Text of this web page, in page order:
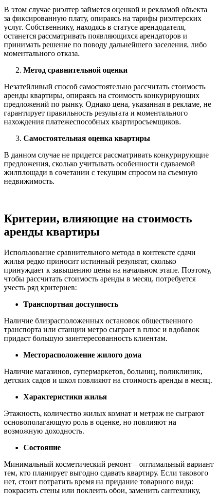
В этом случае риэлтер займется оценкой и рекламой объекта
за фиксированную плату, опираясь на тарифы риэлтерских
услуг. Собственнику, находясь в статусе арендодателя,
останется рассматривать появляющихся арендаторов и
принимать решение по поводу дальнейшего заселения, либо
моментального отказа.
Метод сравнительной оценки
Незатейливый способ самостоятельно рассчитать стоимость
аренды квартиры, опираясь на стоимость конкурирующих
предложений по рынку. Однако цена, указанная в рекламе, не
гарантирует правильность результата и моментального
нахождения платежеспособных квартиросъемщиков.
Самостоятельная оценка квартиры
В данном случае не придется рассматривать конкурирующие
предложения, сколько учитывать особенности сдаваемой
жилплощади в сочетании с текущим спросом на съемную
недвижимость.
Критерии, влияющие на стоимость
аренды квартиры
Использование сравнительного метода в контексте сдачи
жилья редко приносит истинный результат, сколько
принуждает к завышению цены на начальном этапе. Поэтому,
чтобы рассчитать стоимость аренды в месяц, потребуется
учесть ряд критериев:
Транспортная доступность
Наличие близрасположенных остановок общественного
транспорта или станции метро сыграет в плюс и вдобавок
придаст большую заинтересованность клиентам.
Месторасположение жилого дома
Наличие магазинов, супермаркетов, больниц, поликлиник,
детских садов и школ повлияют на стоимость аренды в месяц.
Характеристики жилья
Этажность, количество жилых комнат и метраж не сыграют
основополагающую роль в оценке, но повлияют на
возможную доходность.
Состояние
Минимальный косметический ремонт – оптимальный вариант
тем, кто планирует выгодно сдавать квартиру. Если такового
нет, стоит потратить время на придание товарного вида:
покрасить стены или поклеить обои, заменить сантехнику,